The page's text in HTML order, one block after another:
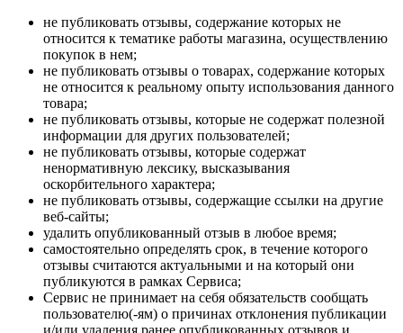
не публиковать отзывы, содержание которых не
относится к тематике работы магазина, осуществлению
покупок в нем;
не публиковать отзывы о товарах, содержание которых
не относится к реальному опыту использования данного
товара;
не публиковать отзывы, которые не содержат полезной
информации для других пользователей;
не публиковать отзывы, которые содержат
ненормативную лексику, высказывания
оскорбительного характера;
не публиковать отзывы, содержащие ссылки на другие
веб-сайты;
удалить опубликованный отзыв в любое время;
самостоятельно определять срок, в течение которого
отзывы считаются актуальными и на который они
публикуются в рамках Сервиса;
Сервис не принимает на себя обязательств сообщать
пользователю(-ям) о причинах отклонения публикации
и/или удаления ранее опубликованных отзывов и